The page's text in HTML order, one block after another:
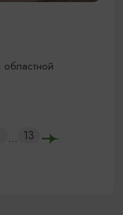
областной
... 13